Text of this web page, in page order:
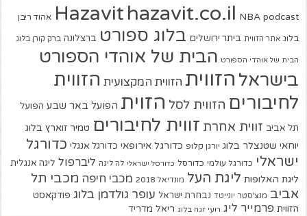
Hazavit hazavit.co.il NBA podcast אהוד ריבן
בלוג אתר הזווית ביתר ירושלים בלוג ספורט ברצלונה ברק קורן בלוג
הבית של אוהדי הספורט הבית של אוהדי הספורט
בישראל הזווית הזווית המקצועית הזווית
לחיבורים הזווית לסל הזוית הפועל באר שבע הפועל
תל אביב זווית אחרת זווית לחיבורים טמיר זוארץ בלוג
יוחאי שטנצלר בלוג יורגן קלופ כדורגל אירופאי כדורגל אנגלי כדורגל
ישראלי כדורגל עולמי כדורסל כדורסל ישראלי לה ליגה ליברפול ליגה אנגלית
ליגת האלופות ליגת העל מונדיאל 2018 מכבי חיפה מכבי תל
אביב מנצ'סטר יונייטד נבחרת ישראל עופר גולדמן בלוג פודקאסט
הזווית פרמייר ליג רועי זגה בלוג ריאל מדריד